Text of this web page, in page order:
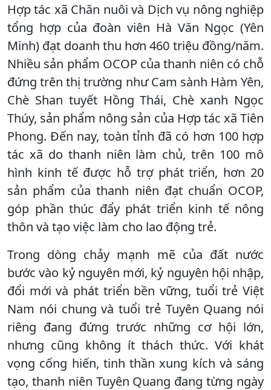
Hợp tác xã Chăn nuôi và Dịch vụ nông nghiệp
tổng hợp của đoàn viên Hà Văn Ngọc (Yên
Minh) đạt doanh thu hơn 460 triệu đồng/năm.
Nhiều sản phẩm OCOP của thanh niên có chỗ
đứng trên thị trường như Cam sành Hàm Yên,
Chè Shan tuyết Hồng Thái, Chè xanh Ngọc
Thúy, sản phẩm nông sản của Hợp tác xã Tiên
Phong. Đến nay, toàn tỉnh đã có hơn 100 hợp
tác xã do thanh niên làm chủ, trên 100 mô
hình kinh tế được hỗ trợ phát triển, hơn 20
sản phẩm của thanh niên đạt chuẩn OCOP,
góp phần thúc đẩy phát triển kinh tế nông
thôn và tạo việc làm cho lao động trẻ.
Trong dòng chảy mạnh mẽ của đất nước
bước vào kỷ nguyên mới, kỷ nguyên hội nhập,
đổi mới và phát triển bền vững, tuổi trẻ Việt
Nam nói chung và tuổi trẻ Tuyên Quang nói
riêng đang đứng trước những cơ hội lớn,
nhưng cũng không ít thách thức. Với khát
vọng cống hiến, tinh thần xung kích và sáng
tạo, thanh niên Tuyên Quang đang từng ngày